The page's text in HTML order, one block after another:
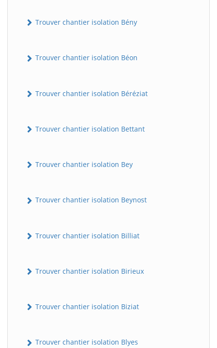
Trouver chantier isolation Bény
Trouver chantier isolation Béon
Trouver chantier isolation Béréziat
Trouver chantier isolation Bettant
Trouver chantier isolation Bey
Trouver chantier isolation Beynost
Trouver chantier isolation Billiat
Trouver chantier isolation Birieux
Trouver chantier isolation Biziat
Trouver chantier isolation Blyes